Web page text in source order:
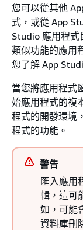
您可以從其他
式，或從 App
Studio 應用程式
類似功能的應用
您了解 App
當您將應用程式
始應用程式的複
程式的開發環境
程式的功能。
警告
匯入應用
輯，這可
如，可能
資料庫刪